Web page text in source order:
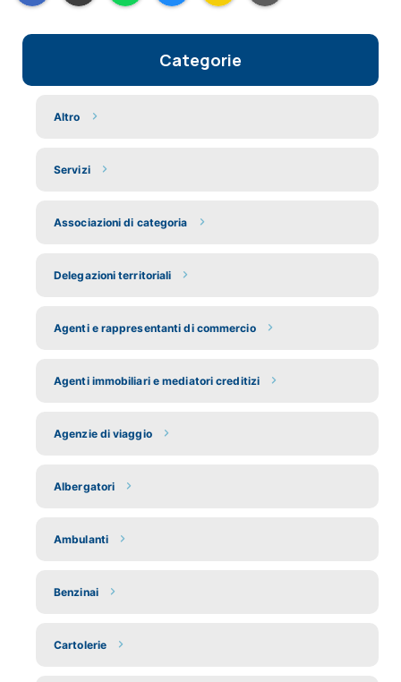
Categorie
Altro
Servizi
Associazioni di categoria
Delegazioni territoriali
Agenti e rappresentanti di commercio
Agenti immobiliari e mediatori creditizi
Agenzie di viaggio
Albergatori
Ambulanti
Benzinai
Cartolerie